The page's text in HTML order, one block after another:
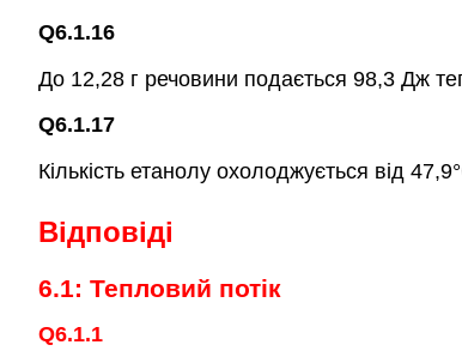
Q6.1.16
До 12,28 г речовини подається 98,3 Дж
Q6.1.17
Кількість етанолу охолоджується від
Відповіді
6.1: Тепловий потік
Q6.1.1